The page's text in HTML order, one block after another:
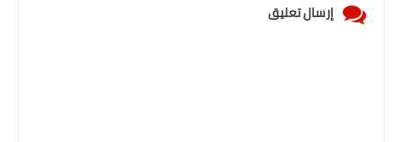
إرسال تعليق